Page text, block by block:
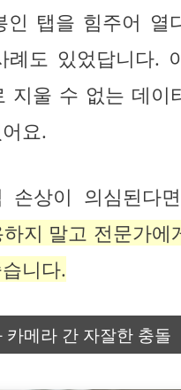
인 탭을 힘주어 열
례도 있었답니다.
지울 수 없는 데이
요.
손상이 의심된다
지 말고 전문가에
니다.
카메라 간 자잘한 충돌